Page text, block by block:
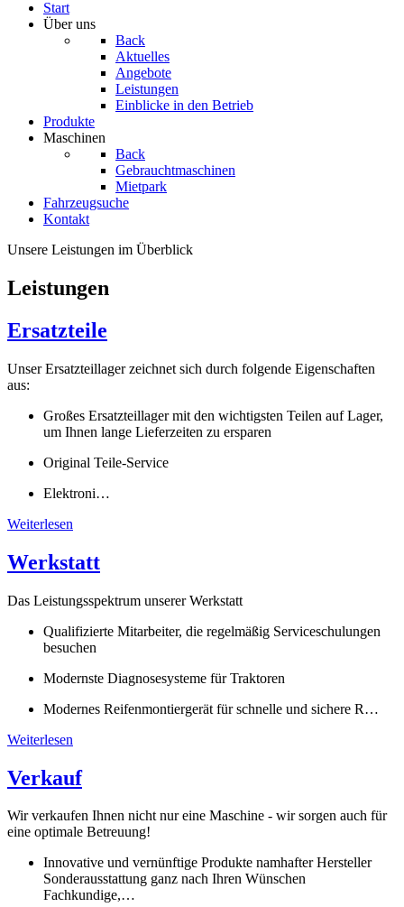
Start
Über uns
Back
Aktuelles
Angebote
Leistungen
Einblicke in den Betrieb
Produkte
Maschinen
Back
Gebrauchtmaschinen
Mietpark
Fahrzeugsuche
Kontakt
Unsere Leistungen im Überblick
Leistungen
Ersatzteile
Unser Ersatzteillager zeichnet sich durch folgende Eigenschaften
aus:
Großes Ersatzteillager mit den wichtigsten Teilen auf Lager,
um Ihnen lange Lieferzeiten zu ersparen
Original Teile-Service
Elektroni…
Weiterlesen
Werkstatt
Das Leistungsspektrum unserer Werkstatt
Qualifizierte Mitarbeiter, die regelmäßig Serviceschulungen
besuchen
Modernste Diagnosesysteme für Traktoren
Modernes Reifenmontiergerät für schnelle und sichere R…
Weiterlesen
Verkauf
Wir verkaufen Ihnen nicht nur eine Maschine - wir sorgen auch für
eine optimale Betreuung!
Innovative und vernünftige Produkte namhafter Hersteller
Sonderausstattung ganz nach Ihren Wünschen
Fachkundige,…